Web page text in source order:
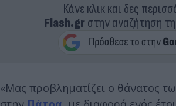
Κάνε κλικ και δες
Flash.grστην αναζήτηση
«Μας προβληματίζει ο θάνατος